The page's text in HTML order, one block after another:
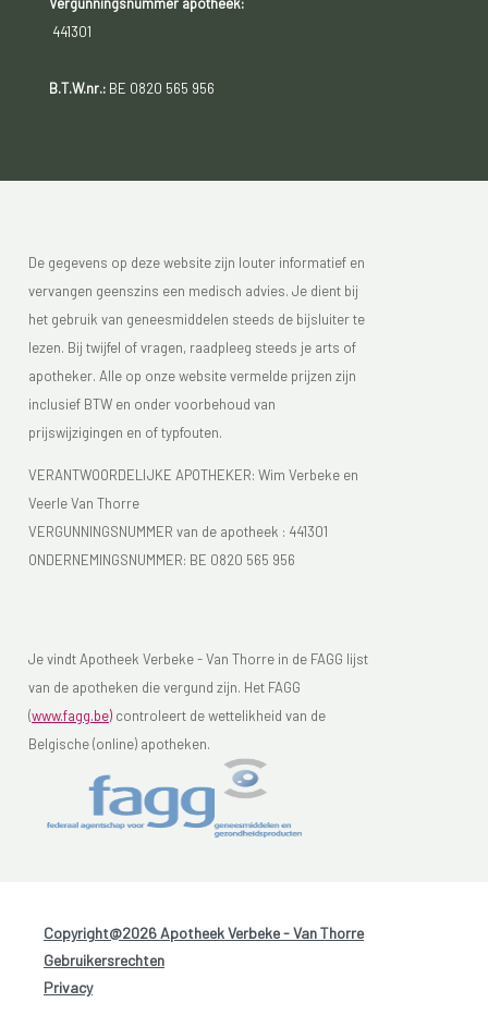
Vergunningsnummer apotheek:
441301
B.T.W.nr.:BE 0820 565 956
De gegevens op deze website zijn louter informatief en
vervangen geenszins een medisch advies. Je dient bij
het gebruik van geneesmiddelen steeds de bijsluiter te
lezen. Bij twijfel of vragen, raadpleeg steeds je arts of
apotheker. Alle op onze website vermelde prijzen zijn
inclusief BTW en onder voorbehoud van
prijswijzigingen en of typfouten.
VERANTWOORDELIJKE APOTHEKER: Wim Verbeke en
Veerle Van Thorre
VERGUNNINGSNUMMER van de apotheek : 441301
ONDERNEMINGSNUMMER: BE 0820 565 956
Je vindt Apotheek Verbeke - Van Thorre in de FAGG lijst
van de apotheken die vergund zijn. Het FAGG
(www.fagg.be) controleert de wettelikheid van de
Belgische (online) apotheken.
Copyright@2026 Apotheek Verbeke - Van Thorre
Gebruikersrechten
Privacy